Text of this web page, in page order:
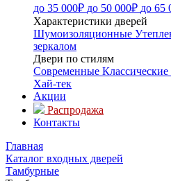
до 35 000₽ до 50 000₽ до 65
Характеристики дверей
Шумоизоляционные
зеркалом
Двери по стилям
Современные Классические
Хай-тек
Акции
Распродажа
Контакты
Главная
Каталог входных дверей
Тамбурные